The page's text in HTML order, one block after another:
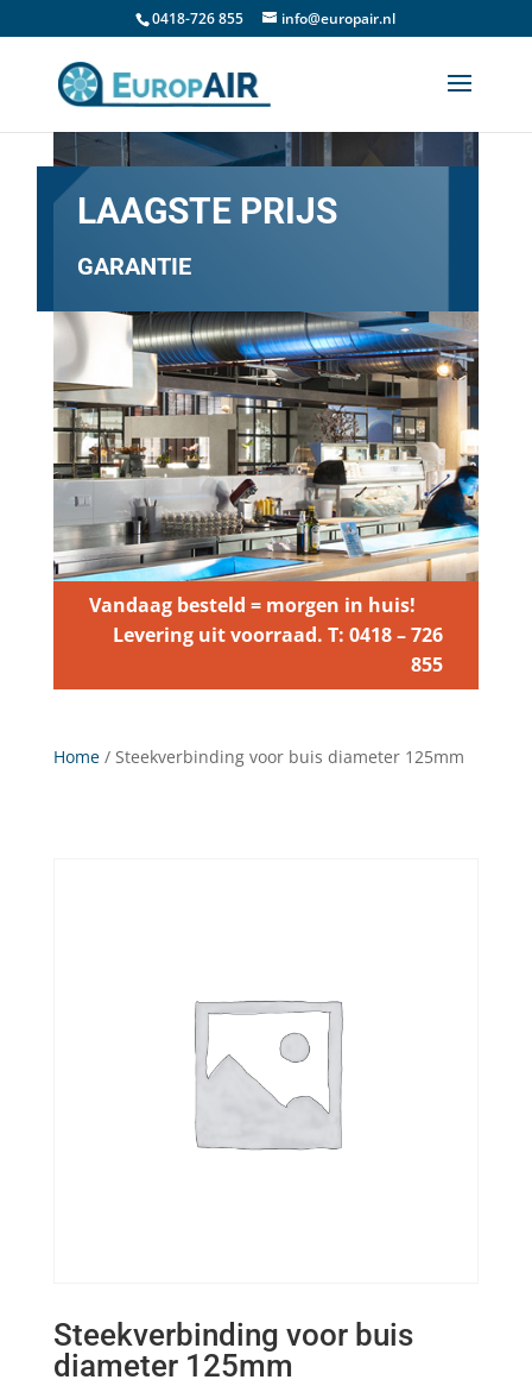
0418-726 855 info@europair.nl
LAAGSTE PRIJS
GARANTIE
Vandaag besteld = morgen in huis!
Levering uit voorraad. T: 0418 – 726
855
Home/ Steekverbinding voor buis diameter 125mm
Steekverbinding voor buis
diameter 125mm